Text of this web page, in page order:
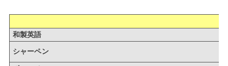
和製英語
シャーペン